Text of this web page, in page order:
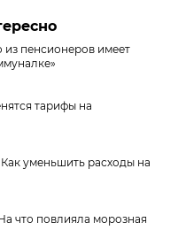
из пенсионеров имеет
тарифы на
уменьшить расходы на
что повлияла морозная